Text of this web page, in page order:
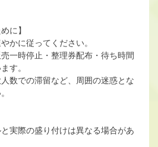
に】
かに従ってください。
一時停止・整理券配布・待ち時間
す。
数での滞留など、周囲の迷惑とな
実際の盛り付けは異なる場合があ